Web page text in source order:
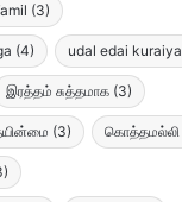
(3)
(4) udal edai kuraiya
இரத்தம் சுத்தமாக (3)
(3) கொத்தமல்லி